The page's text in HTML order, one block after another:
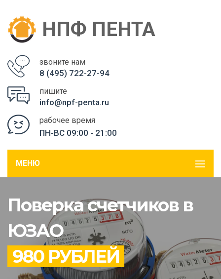
НПФ ПЕНТА
звоните нам
8 (495) 722-27-94
пишите
info@npf-penta.ru
рабочее время
ПН-ВС 09:00 - 21:00
МЕНЮ
Поверка счетчиков в
ЮЗАО
980 РУБЛЕЙ